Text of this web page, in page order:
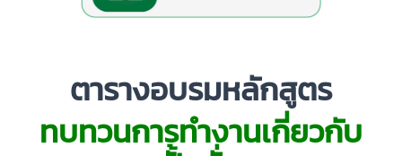
ตารางอบรมหลักสูตร
ทบทวนการทำงานเกี่ยวกับ